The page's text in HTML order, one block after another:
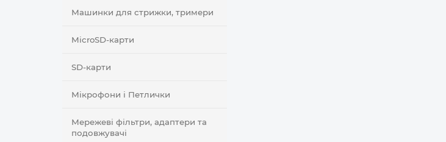
Машинки для стрижки, тримери
MicroSD-карти
SD-карти
Мікрофони і Петлички
Мережеві фільтри, адаптери та
подовжувачі